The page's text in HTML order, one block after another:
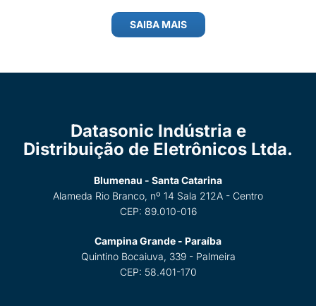
SAIBA MAIS
Datasonic Indústria e
Distribuição de Eletrônicos Ltda.
Blumenau - Santa Catarina
Alameda Rio Branco, nº 14 Sala 212A - Centro
CEP: 89.010-016
Campina Grande - Paraíba
Quintino Bocaiuva, 339 - Palmeira
CEP: 58.401-170